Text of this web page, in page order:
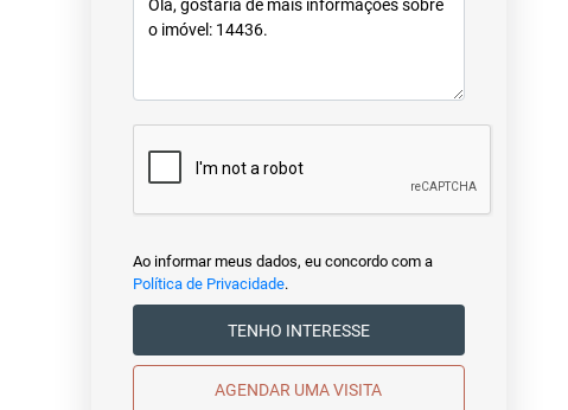
Ao informar meus dados, eu concordo com a
Política de Privacidade.
TENHO INTERESSE
AGENDAR UMA VISITA